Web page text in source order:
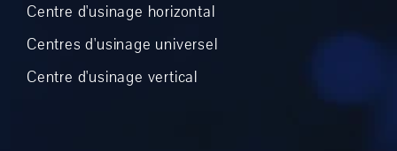
Centre d'usinage horizontal
Centres d'usinage universel
Centre d'usinage vertical